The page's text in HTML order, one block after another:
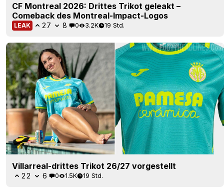
CF Montreal 2026: Drittes Trikot geleakt –
Comeback des Montreal-Impact-Logos
LEAK 27 8 0 3.2K 19 Std.
Villarreal-drittes Trikot 26/27 vorgestellt
22 6 0 1.5K 19 Std.